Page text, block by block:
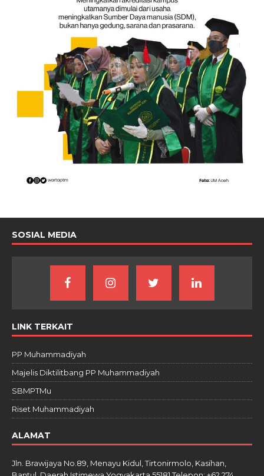
SOSIAL MEDIA
LINK TERKAIT
PP Muhammadiyah
Majelis Diktilitbang PP Muhammadiyah
SBMPTMu
Riset Muhammadiyah
ALAMAT
Jln. Brawijaya No.89, Menayu Kidul, Tirtonirmolo, Kasihan,